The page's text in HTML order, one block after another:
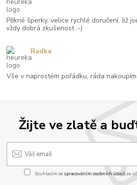
Žijte ve zlatě a
Souhlasím se zpracováním osobních údajůza
Pěkné šperky, velice rychlé doručení. Již
vždy dobrá zkušenost :-)
Vše v naprostém pořádku, ráda
Radka